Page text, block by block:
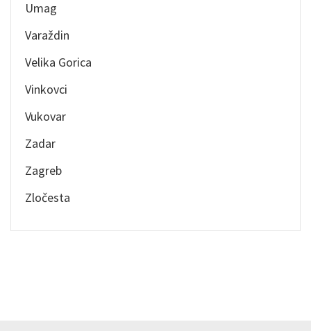
Umag
Varaždin
Velika Gorica
Vinkovci
Vukovar
Zadar
Zagreb
Zločesta